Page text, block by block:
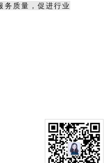
务质量，促进行业